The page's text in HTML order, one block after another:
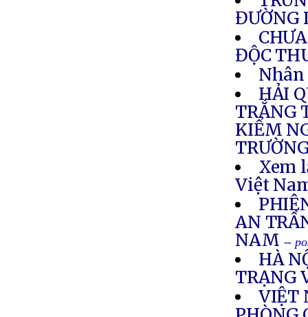
ĐƯỜNG
ĐỘC
Nhân
HẢI
TRẮNG
KIỂM
Xem
Việt
AN
NAM --
HÀ
TRẠNG
VIỆT